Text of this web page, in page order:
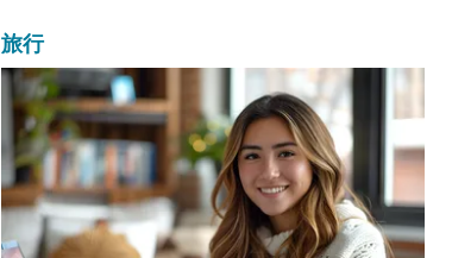
旅行